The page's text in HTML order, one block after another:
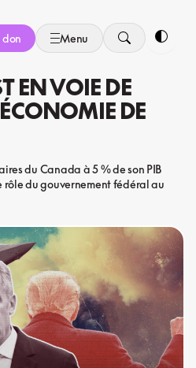
don Menu
EN VOIE DE
DE
du Canada à 5 % de son PIB
du gouvernement fédéral au